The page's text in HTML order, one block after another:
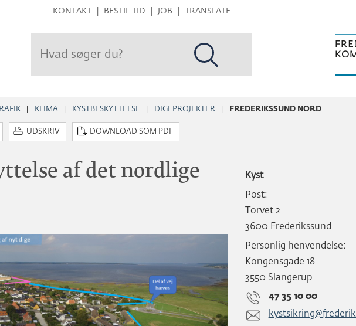
Hop
KONTAKT BESTIL TID JOB TRANSLATE
KLIMA KYSTBESKYTTELSE DIGEPROJEKTER FREDERIKSSUND NORD
UDSKRIV DOWNLOAD SOM PDF
af det nordlige
Kyst
Post:
Torvet 2
3600 Frederikssund
Personlig henvendelse:
Kongensgade 18
3550 Slangerup
47 35 10 00